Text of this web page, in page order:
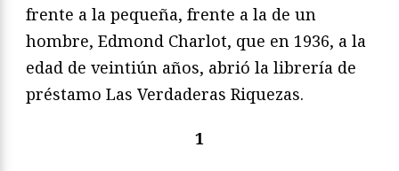
frente a la pequeña, frente a la de un
hombre, Edmond Charlot, que en 1936, a la
edad de veintiún años, abrió la librería de
préstamo Las Verdaderas Riquezas.
1